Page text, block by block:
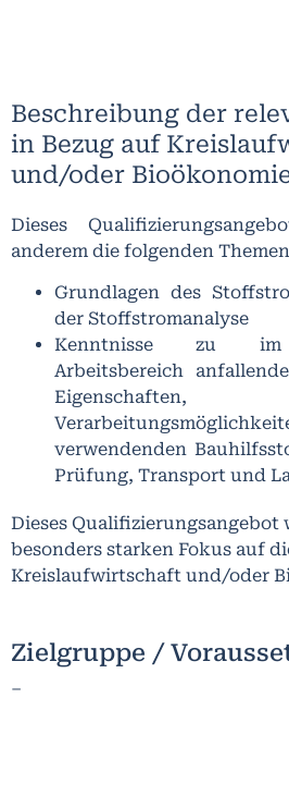
Beschreibung der
in Bezug auf
und/oder
Dieses
anderem die folgenden
Grundlagen des
der Stoffstromanalyse
Kenntnisse zu im
Arbeitsbereich
Eigenschaften,
verwendenden
Prüfung, Transport und
Dieses Qualifizierungsangebot
besonders starken Fokus auf
Kreislaufwirtschaft und/oder
Zielgruppe /
–